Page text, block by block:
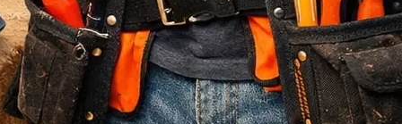
Recent Posts
Jasa Tukang Bangun Rumah Majalengka